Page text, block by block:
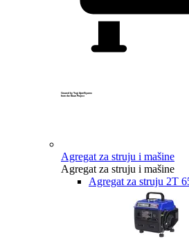
Created by Yogi Aprelliyanto
from the Noun Project
Agregat za struju i mašine
Agregat za struju i mašine
Agregat za struju 2T